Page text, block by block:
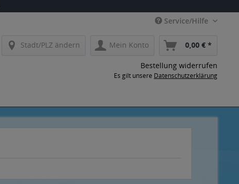
Service/Hilfe
Stadt/PLZ ändern Mein Konto 0,00 € *
Bestellung widerrufen
Es gilt unsere Datenschutzerklärung